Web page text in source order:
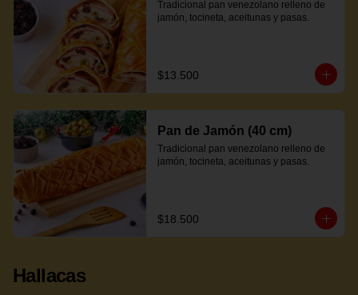
Tradicional pan venezolano relleno de
jamón, tocineta, aceitunas y pasas.
$13.500
Pan de Jamón (40 cm)
Tradicional pan venezolano relleno de
jamón, tocineta, aceitunas y pasas.
$18.500
Hallacas